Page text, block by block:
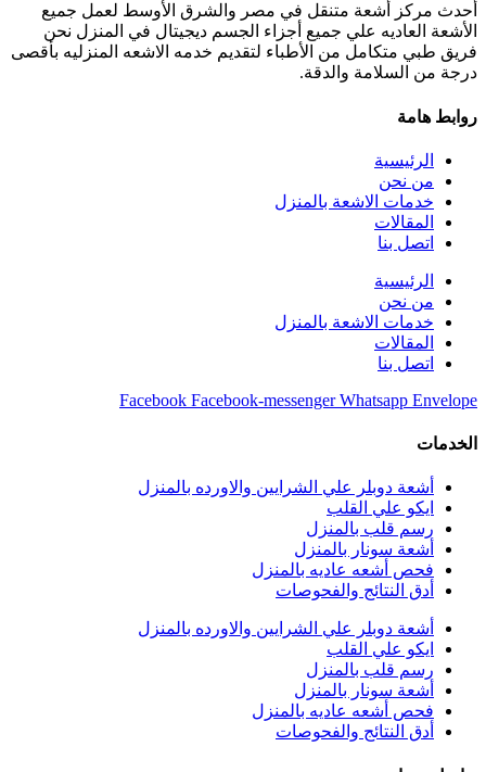
أحدث مركز أشعة متنقل في مصر والشرق الأوسط لعمل جميع
الأشعة العاديه علي جميع أجزاء الجسم ديجيتال في المنزل نحن
فريق طبي متكامل من الأطباء لتقديم خدمه الاشعه المنزليه بأقصى
درجة من السلامة والدقة.
روابط هامة
الرئيسية
من نحن
خدمات الاشعة بالمنزل
المقالات
اتصل بنا
الرئيسية
من نحن
خدمات الاشعة بالمنزل
المقالات
اتصل بنا
Facebook Facebook-messenger Whatsapp Envelope
الخدمات
أشعة دوبلر علي الشرايين والاورده بالمنزل
ايكو علي القلب
رسم قلب بالمنزل
أشعة سونار بالمنزل
فحص أشعه عاديه بالمنزل
أدق النتائج والفحوصات
أشعة دوبلر علي الشرايين والاورده بالمنزل
ايكو علي القلب
رسم قلب بالمنزل
أشعة سونار بالمنزل
فحص أشعه عاديه بالمنزل
أدق النتائج والفحوصات